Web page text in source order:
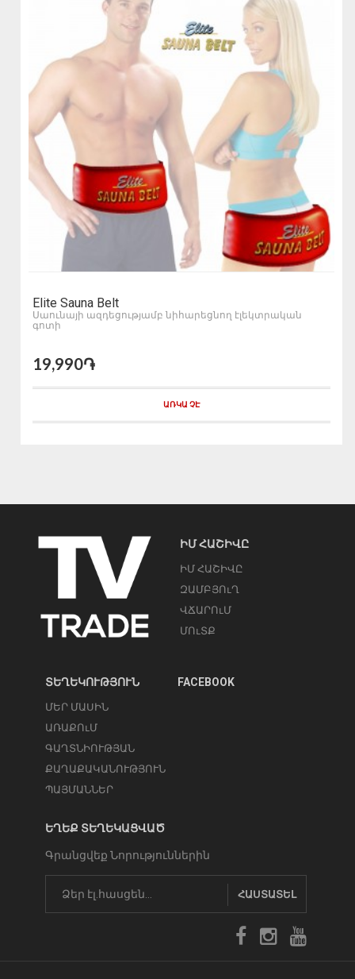
Elite Sauna Belt
Սաունայի ազդեցությամբ նիհարեցնող էլեկտրական
գոտի
19,990֏
ԱՌԿԱ ՉԷ
ԻՄ ՀԱՇԻՎԸ
ԻՄ ՀԱՇԻՎԸ
ԶԱՄԲՅՈւՂ
ՎՃԱՐՈւՄ
ՄՈւՏՔ
ՏԵՂԵԿՈՒԹՅՈՒՆ
ՄԵՐ ՄԱՍԻՆ
ԱՌԱՔՈւՄ
ԳԱՂՏՆԻՈՒԹՅԱՆ
ՔԱՂԱՔԱԿԱՆՈՒԹՅՈՒՆ
ՊԱՅՄԱՆՆԵՐ
FACEBOOK
ԵՂԵՔ ՏԵՂԵԿԱՑՎԱԾ
Գրանցվեք Նորություններին
ՀԱՍՏԱՏԵԼ